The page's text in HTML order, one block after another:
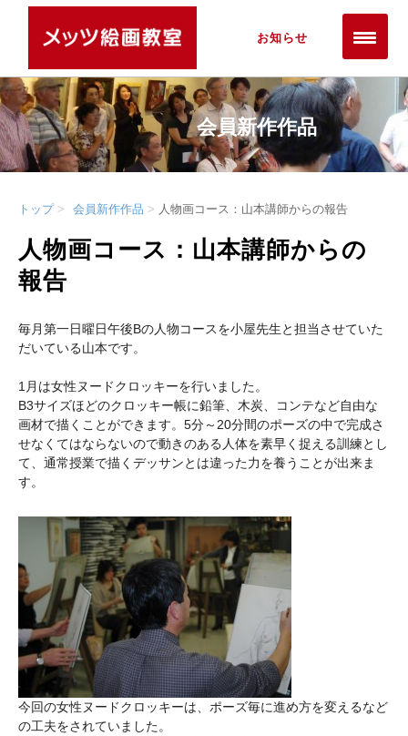
お知らせ
会員新作作品
トップ 会員新作作品 人物画コース：山本講師からの報告
人物画コース：山本講師からの
報告
毎月第一日曜日午後Bの人物コースを小屋先生と担当させていた
だいている山本です。
1月は女性ヌードクロッキーを行いました。
B3サイズほどのクロッキー帳に鉛筆、木炭、コンテなど自由な
画材で描くことができます。5分～20分間のポーズの中で完成さ
せなくてはならないので動きのある人体を素早く捉える訓練とし
て、通常授業で描くデッサンとは違った力を養うことが出来ま
す。
今回の女性ヌードクロッキーは、ポーズ毎に進め方を変えるなど
の工夫をされていました。